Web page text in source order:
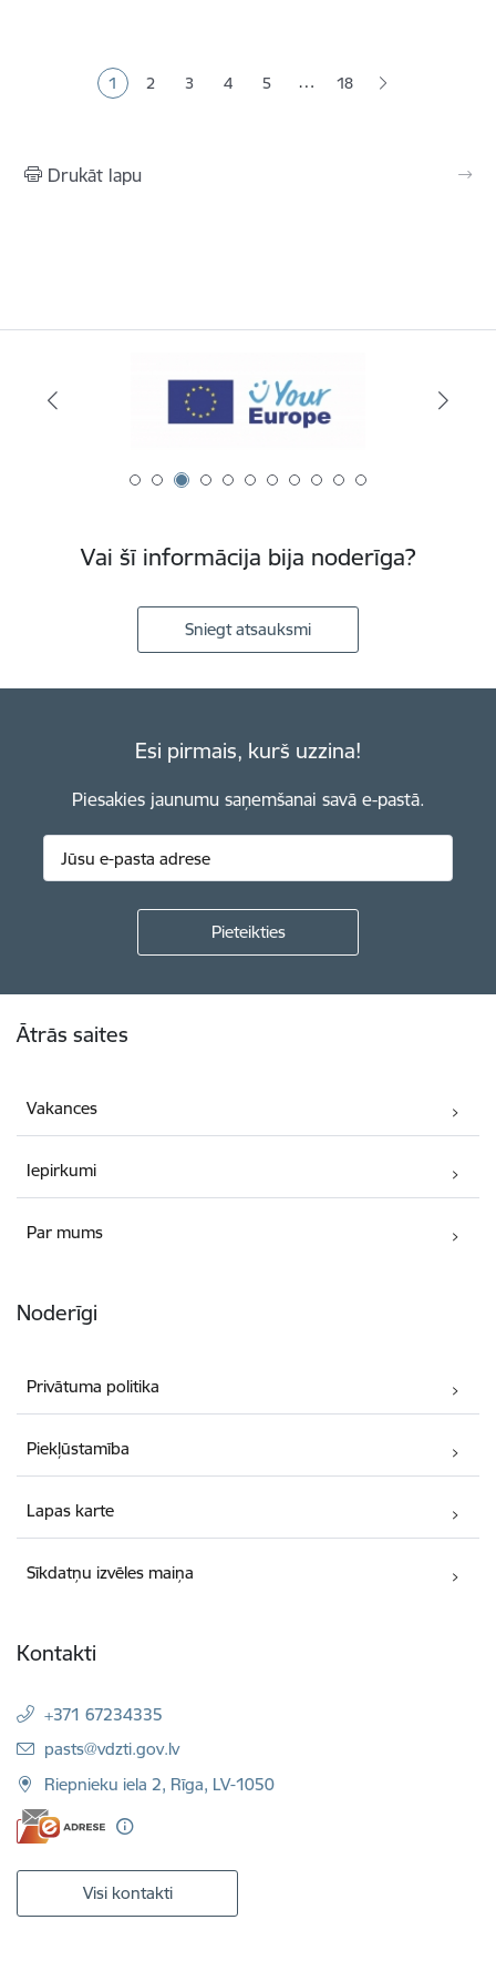
Pašreizējā lapa
1 Lapa
2 Lapa
3 Lapa
4 Lapa
5 … 18
Drukāt lapu
Vai šī informācija bija noderīga?
Sniegt atsauksmi
Esi pirmais, kurš uzzina!
Piesakies jaunumu saņemšanai savā e-pastā.
Ātrās saites
Vakances
Iepirkumi
Par mums
Noderīgi
Privātuma politika
Piekļūstamība
Lapas karte
Sīkdatņu izvēles maiņa
Kontakti
+371 67234335
E-pasts:
pasts@vdzti.gov.lv
Riepnieku iela 2, Rīga, LV-1050
Visi kontakti